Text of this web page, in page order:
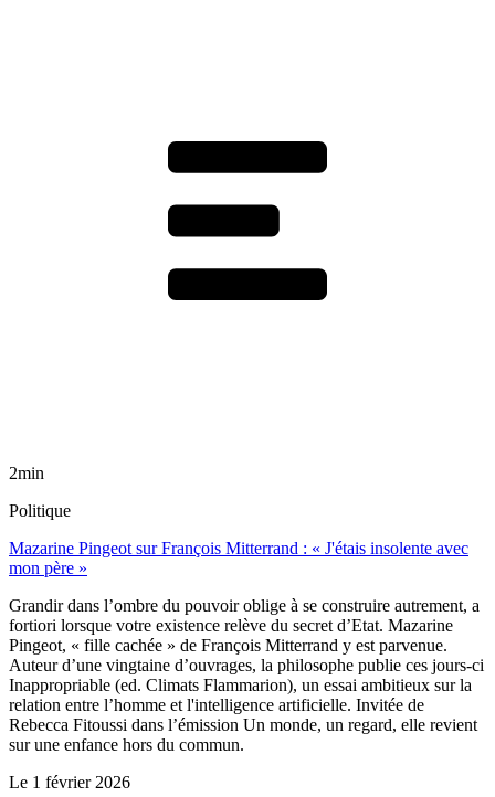
2min
Politique
Mazarine Pingeot sur François Mitterrand : « J'étais insolente avec
mon père »
Grandir dans l’ombre du pouvoir oblige à se construire autrement, a
fortiori lorsque votre existence relève du secret d’Etat. Mazarine
Pingeot, « fille cachée » de François Mitterrand y est parvenue.
Auteur d’une vingtaine d’ouvrages, la philosophe publie ces jours-ci
Inappropriable (ed. Climats Flammarion), un essai ambitieux sur la
relation entre l’homme et l'intelligence artificielle. Invitée de
Rebecca Fitoussi dans l’émission Un monde, un regard, elle revient
sur une enfance hors du commun.
Le 1 février 2026